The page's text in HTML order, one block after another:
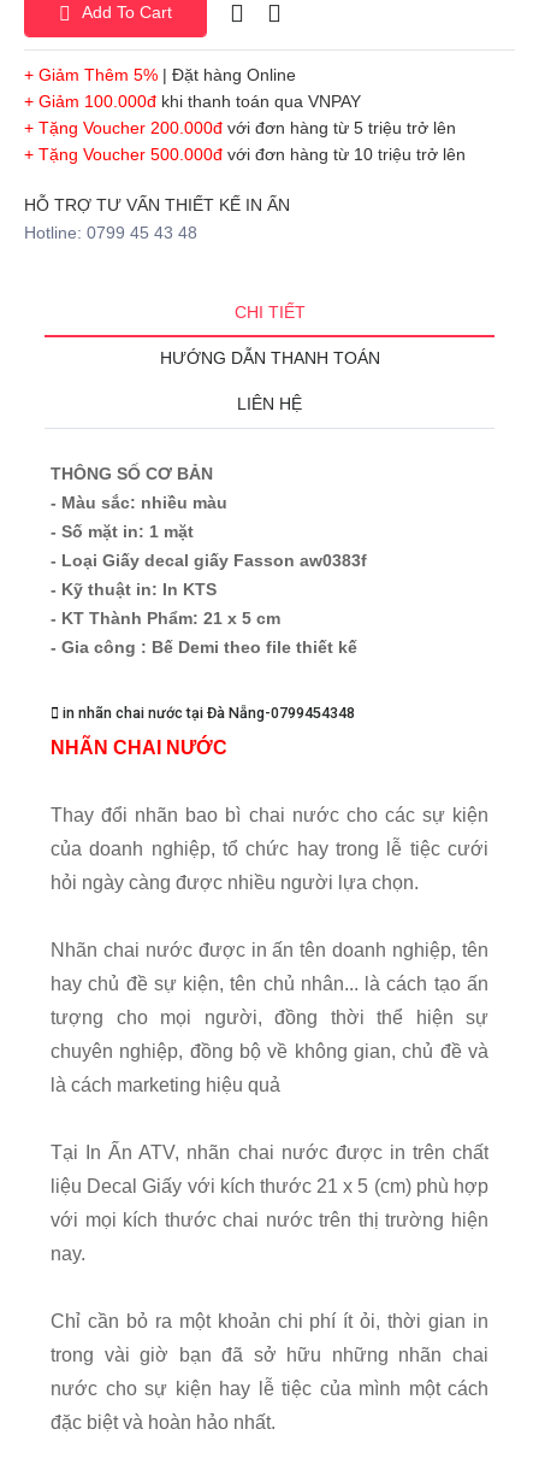
Add To Cart
+ Giảm Thêm 5% | Đặt hàng Online
+ Giảm 100.000đ khi thanh toán qua VNPAY
+ Tặng Voucher 200.000đ với đơn hàng từ 5 triệu trở lên
+ Tặng Voucher 500.000đ với đơn hàng từ 10 triệu trở lên
HỖ TRỢ TƯ VẤN THIẾT KẾ IN ẤN
Hotline: 0799 45 43 48
CHI TIẾT
HƯỚNG DẪN THANH TOÁN
LIÊN HỆ
THÔNG SỐ CƠ BẢN
- Màu sắc: nhiều màu
- Số mặt in: 1 mặt
- Loại Giấy decal giấy Fasson aw0383f
- Kỹ thuật in: In KTS
- KT Thành Phẩm: 21 x 5 cm
- Gia công : Bế Demi theo file thiết kế
in nhãn chai nước tại Đà Nẵng-0799454348
NHÃN CHAI NƯỚC
Thay đổi nhãn bao bì chai nước cho các sự kiện
của doanh nghiệp, tổ chức hay trong lễ tiệc cưới
hỏi ngày càng được nhiều người lựa chọn.
Nhãn chai nước được in ấn tên doanh nghiệp, tên
hay chủ đề sự kiện, tên chủ nhân... là cách tạo ấn
tượng cho mọi người, đồng thời thể hiện sự
chuyên nghiệp, đồng bộ về không gian, chủ đề và
là cách marketing hiệu quả
Tại In Ấn ATV, nhãn chai nước được in trên chất
liệu Decal Giấy với kích thước 21 x 5 (cm) phù hợp
với mọi kích thước chai nước trên thị trường hiện
nay.
Chỉ cần bỏ ra một khoản chi phí ít ỏi, thời gian in
trong vài giờ bạn đã sở hữu những nhãn chai
nước cho sự kiện hay lễ tiệc của mình một cách
đặc biệt và hoàn hảo nhất.